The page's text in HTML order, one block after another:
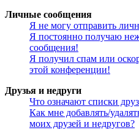
Личные сообщения
Я не могу отправить
Я постоянно получаю
сообщения!
Я получил спам или
этой конференции!
Друзья и недруги
Что означают списки
Как мне добавлять/
моих друзей и недругов?